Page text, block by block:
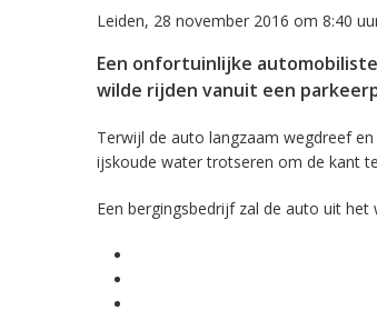
Leiden, 28 november 2016 om 8:40
Een onfortuinlijke
wilde rijden vanuit een
Terwijl de auto langzaam wegdreef
ijskoude water trotseren om de kant
Een bergingsbedrijf zal de auto uit